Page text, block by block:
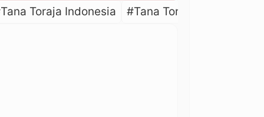
Toraja Indonesia #Tana Toraja Culture